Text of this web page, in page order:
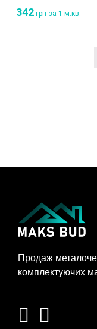
342 грн за 1 м.кв.
Продаж
комплектуючих